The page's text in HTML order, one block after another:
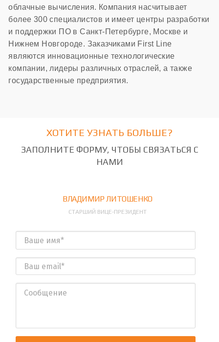
облачные вычисления. Компания насчитывает
более 300 специалистов и имеет центры разработки
и поддержки ПО в Санкт-Петербурге, Москве и
Нижнем Новгороде. Заказчиками First Line
являются инновационные технологические
компании, лидеры различных отраслей, а также
государственные предприятия.
ХОТИТЕ УЗНАТЬ БОЛЬШЕ?
ЗАПОЛНИТЕ ФОРМУ, ЧТОБЫ СВЯЗАТЬСЯ С
НАМИ
ВЛАДИМИР ЛИТОШЕНКО
СТАРШИЙ ВИЦЕ-ПРЕЗИДЕНТ